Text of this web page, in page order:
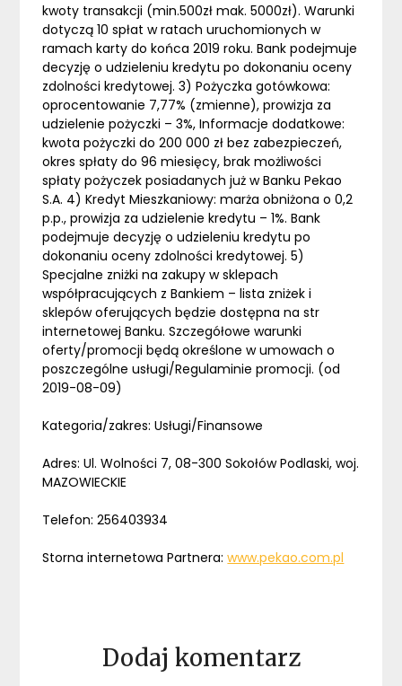
kwoty transakcji (min.500zł mak. 5000zł). Warunki
dotyczą 10 spłat w ratach uruchomionych w
ramach karty do końca 2019 roku. Bank podejmuje
decyzję o udzieleniu kredytu po dokonaniu oceny
zdolności kredytowej. 3) Pożyczka gotówkowa:
oprocentowanie 7,77% (zmienne), prowizja za
udzielenie pożyczki – 3%, Informacje dodatkowe:
kwota pożyczki do 200 000 zł bez zabezpieczeń,
okres spłaty do 96 miesięcy, brak możliwości
spłaty pożyczek posiadanych już w Banku Pekao
S.A. 4) Kredyt Mieszkaniowy: marża obniżona o 0,2
p.p., prowizja za udzielenie kredytu – 1%. Bank
podejmuje decyzję o udzieleniu kredytu po
dokonaniu oceny zdolności kredytowej. 5)
Specjalne zniżki na zakupy w sklepach
współpracujących z Bankiem – lista zniżek i
sklepów oferujących będzie dostępna na str
internetowej Banku. Szczegółowe warunki
oferty/promocji będą określone w umowach o
poszczególne usługi/Regulaminie promocji. (od
2019-08-09)
Kategoria/zakres: Usługi/Finansowe
Adres: Ul. Wolności 7, 08-300 Sokołów Podlaski, woj.
MAZOWIECKIE
Telefon: 256403934
Storna internetowa Partnera:www.pekao.com.pl
Dodaj komentarz